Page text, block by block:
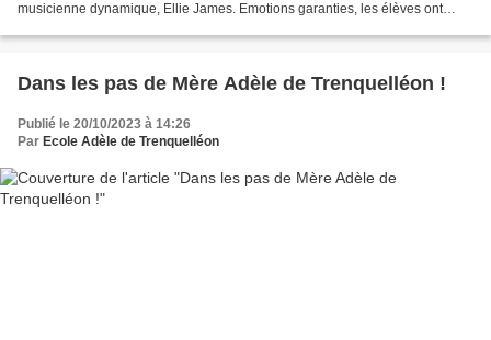
musicienne dynamique, Ellie James. Emotions garanties, les élèves ont
Dans les pas de Mère Adèle de Trenquelléon !
Publié le 20/10/2023 à 14:26
Par Ecole Adèle de Trenquelléon